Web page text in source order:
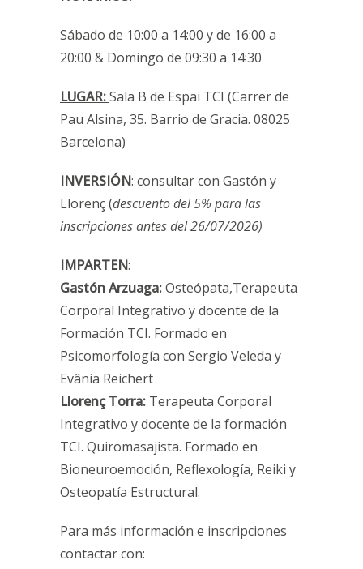
Sábado de 10:00 a 14:00 y de 16:00 a
20:00 & Domingo de 09:30 a 14:30
LUGAR:Sala B de Espai TCI (Carrer de
Pau Alsina, 35. Barrio de Gracia. 08025
Barcelona)
INVERSIÓN: consultar con Gastón y
Llorenç (descuento del 5% para las
inscripciones antes del 26/07/2026)
IMPARTEN:
Gastón Arzuaga:Osteópata,Terapeuta
Corporal Integrativo y docente de la
Formación TCI. Formado en
Psicomorfología con Sergio Veleda y
Evânia Reichert
Llorenç Torra: Terapeuta Corporal
Integrativo y docente de la formación
TCI. Quiromasajista. Formado en
Bioneuroemoción, Reflexología, Reiki y
Osteopatía Estructural.
Para más información e inscripciones
contactar con: